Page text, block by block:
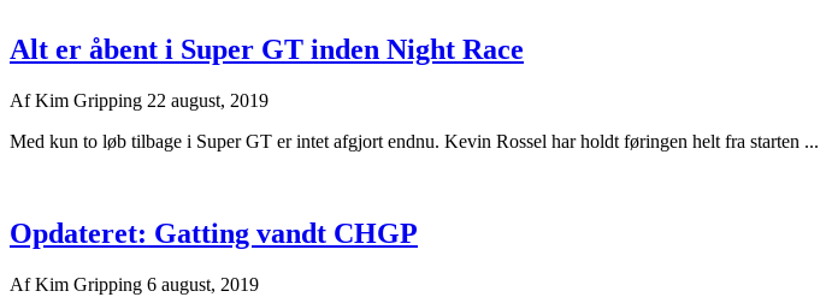
Alt er åbent i Super GT inden Night Race
AfKim Gripping 22 august, 2019
Med kun to løb tilbage i Super GT er intet afgjort endnu. Kevin Rossel har holdt føringen helt fra starten ...
Opdateret: Gatting vandt CHGP
AfKim Gripping 6 august, 2019